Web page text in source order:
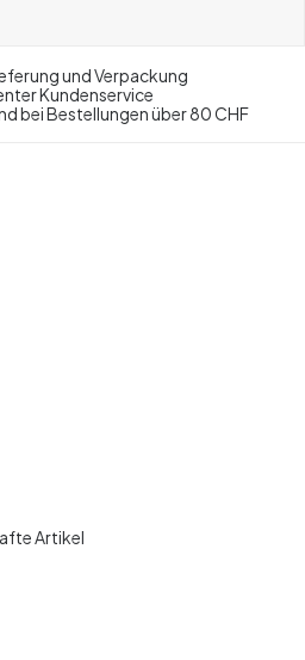
und Verpackung
Kundenservice
bei Bestellungen über 80 CHF
Artikel